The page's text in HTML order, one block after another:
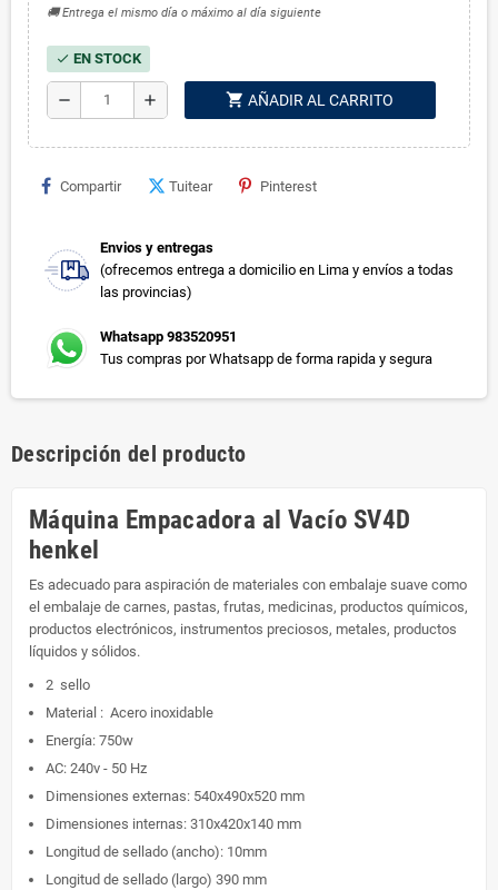
🚚 Entrega el mismo día o máximo al día siguiente
check EN STOCK
remove add shopping_cart AÑADIR AL CARRITO
Compartir Tuitear Pinterest
Envios y entregas
(ofrecemos entrega a domicilio en Lima y envíos a todas
las provincias)
Whatsapp 983520951
Tus compras por Whatsapp de forma rapida y segura
Descripción del producto
Máquina Empacadora al Vacío SV4D
henkel
Es adecuado para aspiración de materiales con embalaje suave como
el embalaje de carnes, pastas, frutas, medicinas, productos químicos,
productos electrónicos, instrumentos preciosos, metales, productos
líquidos y sólidos.
2 sello
Material : Acero inoxidable
Energía: 750w
AC: 240v - 50 Hz
Dimensiones externas: 540x490x520 mm
Dimensiones internas: 310x420x140 mm
Longitud de sellado (ancho): 10mm
Longitud de sellado (largo) 390 mm